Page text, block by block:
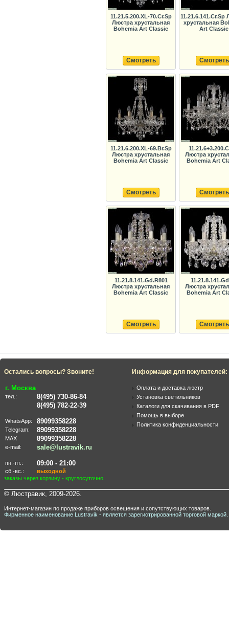
11.21.5.200.XL-70.Cr.Sp
Люстра хрустальная
Bohemia Art Classic
Смотреть
11.21.6.141.Cr.Sp
хрустальная
Art Classic
Смотреть
11.21.6.200.XL-69.Br.Sp
Люстра хрустальная
Bohemia Art Classic
Смотреть
Люстра
Bohemia Art
Смотреть
11.21.8.141.Gd.R801
Люстра хрустальная
Bohemia Art Classic
Смотреть
Люстра
Bohemia Art
Смотреть
Остались вопросы? Звоните!
г. Москва
тел.:
8(495) 730-86-84
8(495) 782-22-39
WhatsApp: 89099358228
Telegram: 89099358228
MAX 89099358228
e-mail: sale@lustravik.ru
пн.-пт.: 09:00 - 21:00
сб.-вс.:
выходной
заказы через корзину - круглосуточно
Информация для покупателей:
Оплата и доставка люстр
Установка светильников
Каталоги для скачивания в PDF
Помощь в выборе
Политика конфиденциальности
© Люстравик, 2009-2026.
Интернет-магазин по продаже приборов освещения и сопутствующих товаров.
Фирменное наименование Lustravik - является зарегистрированной торговой